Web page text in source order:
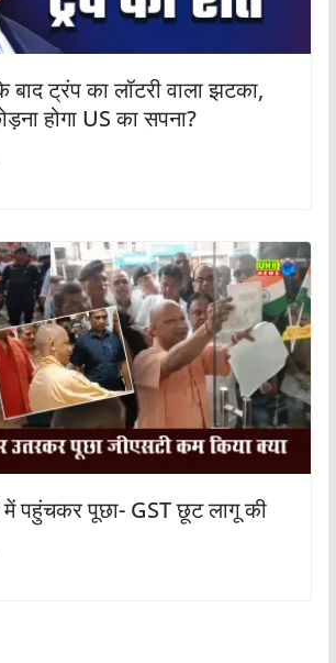
ट्रंप का लॉटरी वाला झटका,
होगा US का सपना?
में पहुंचकर पूछा- GST छूट लागू की